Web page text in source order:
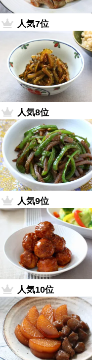
人気7位
人気8位
人気9位
人気10位